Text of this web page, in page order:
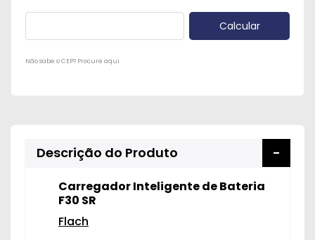
Não sabe o CEP? Procure aqui
Descrição do Produto
Carregador Inteligente de Bateria
F30 SR
Flach